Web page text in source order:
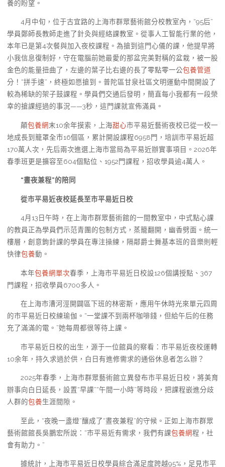
養的盼望。
4月中旬，位于古宜路的上海市群眾藝術館分校教室內，“95后”
學員鄭師長教師走進了針灸與經絡課教室。從事人工智能行業的他，
本年已是第4次餐與加入夜校課程。為搶到這門心儀的課，他提早將
小我信息復制好，守在電腦前她最愛的那盆完美對稱的盆栽，被一股
金色的能量扭曲了，左邊的葉子比右邊的長了零點零一公包養管道
分！“拼手速”，終極如愿搶到。普陀區甘泉社區文明運動中間開設了
較為稀缺的架子鼓課程。學員們交通后發明，簡直每小我都有一段榮
幸的搶課經過的事況——3秒，這門課就宣佈滿員。
顛包養網末10余年摸索，上海甜心市平易近藝術夜校已從一校一
地成長到籠罩全市16個區，累計開設課程6958門，培訓市平易近超
170萬人次，先后兩次進選上海市當局為平易近辦實事項目。2026年
春季班更是擴容至604個點位、1952門課程，招收學員逾4萬人。
“晝夜兼程”的陪同
從市平易近夜校延長至市平易近日校
4月13日午時，在上海市群眾藝術館的一間教室中，中式點心課
的教員正為學員們示范青團的包制方式，蒸籠翻開，幽香劈面。統一
樓層，創意鉤針課的學員在專注操練，隔鄰爵士舞基本班的音樂則輕
快律包養動。
本年包養網單次春季，上海市平易近日校設126個講授點、367
門課程，招收學員6700多人。
在上海市漕河涇開闢區下班的林密斯，應用午休時光來單元四周
的市平易近日校練瑜伽。“一堂課不到兩杯咖啡錢，但給午后的任務
充了滿滿的電。”她每周都很等待上課。
市平易近日校的出生，源于一位館員的察看：市平易近夜校運轉
10余年，持久求過於供，白日有進修需求的通俗休息者怎么辦？
2025年春季，上海市群眾藝術館立異發布市平易近日校，將美育
辦事向白日延長，設置“早課”“午間一小時”等時段，把課程嵌進分歧
人群的包養生涯間隙。
至此，“夜晚一盞燈”釀成了“晝夜兼程”的守候。正如上海市群眾
藝術館館長吳鵬宏所說：“市平易近有需求，我們有課包養網程，社
會有助力。”
據統計，上海市平易近日校學員綜合滿足度跨越95%，足見市平